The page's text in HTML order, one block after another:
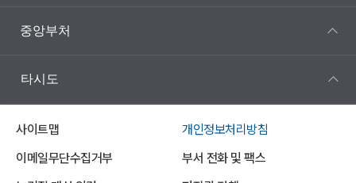
중앙부처
타시도
사이트맵
개인정보처리방침
이메일무단수집거부
부서 전화 및 팩스